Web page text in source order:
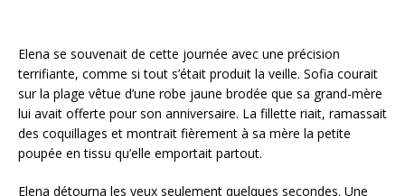
Elena se souvenait de cette journée avec une précision
terrifiante, comme si tout s’était produit la veille. Sofia courait
sur la plage vêtue d’une robe jaune brodée que sa grand-mère
lui avait offerte pour son anniversaire. La fillette riait, ramassait
des coquillages et montrait fièrement à sa mère la petite
poupée en tissu qu’elle emportait partout.
Elena détourna les yeux seulement quelques secondes. Une